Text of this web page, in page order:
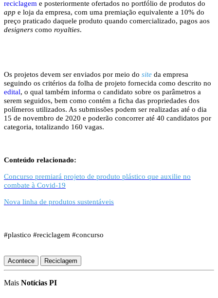
reciclagem e posteriormente ofertados no portfólio de produtos do
app e loja da empresa, com uma premiação equivalente a 10% do
preço praticado daquele produto quando comercializado, pagos aos
designers como royalties.
Os projetos devem ser enviados por meio do site da empresa
seguindo os critérios da folha de projeto fornecida como descrito no
edital, o qual também informa o candidato sobre os parâmetros a
serem seguidos, bem como contém a ficha das propriedades dos
polímeros utilizados. As submissões podem ser realizadas até o dia
15 de novembro de 2020 e poderão concorrer até 40 candidatos por
categoria, totalizando 160 vagas.
Conteúdo relacionado:
Concurso premiará projeto de produto plástico que auxilie no
combate à Covid-19
Nova linha de produtos sustentáveis
#plastico #reciclagem #concurso
Acontece Reciclagem
Mais Notícias PI